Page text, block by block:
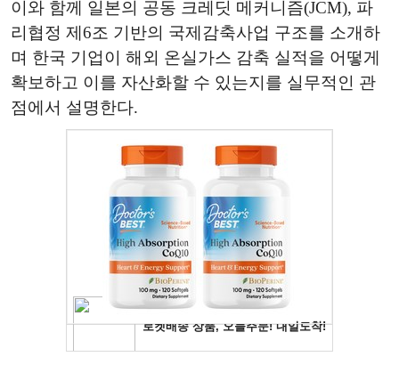
이와 함께 일본의 공동 크레딧 메커니즘(JCM), 파
리협정 제6조 기반의 국제감축사업 구조를 소개하
며 한국 기업이 해외 온실가스 감축 실적을 어떻게
확보하고 이를 자산화할 수 있는지를 실무적인 관
점에서 설명한다.